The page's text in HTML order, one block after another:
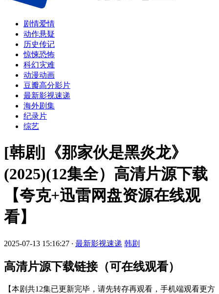
剧情爱情
动作悬疑
历史传记
惊悚恐怖
科幻灾难
动漫动画
豆瓣高分影片
最新影视速递
海外剧集
纪录片
综艺
[韩剧]《那家伙是黑炎龙》
(2025)(12集全）高清片源下载
【夸克+迅雷网盘资源在线观
看】
2025-07-13 15:16:27 · 最新影视速递 韩剧
高清片源下载链接（可在线观看）
【本剧共12集已更新完毕，请先转存再观看，手机端观看更方